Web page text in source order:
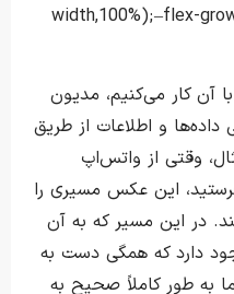
width,100%);–flex-
آن کار می‌کنیم، مدیون
و اطلاعات از طریق
وقتی از واتس‌اپ
این عکس مسیری را
در این مسیر که به آن
دارد که همگی دست به
به طور کاملاً صحیح به